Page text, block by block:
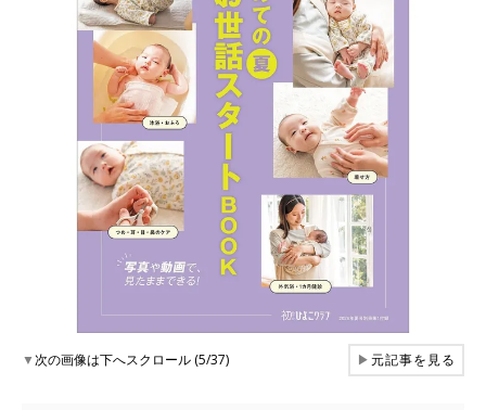
▼次の画像は下へスクロール (5/37) ▶元記事を見る